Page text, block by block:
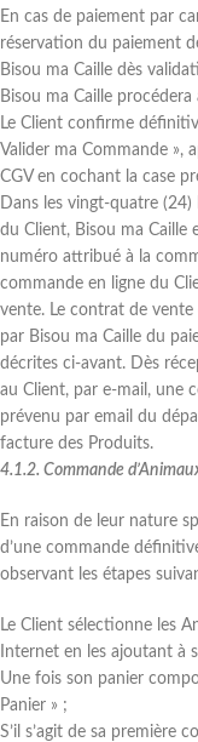
En cas de paiement par
réservation du paiement
Bisou ma Caille dès
Bisou ma Caille
Le Client confirme
Valider ma Commande »,
CGV en cochant la case
Dans les vingt-quatre
du Client, Bisou ma Caille
numéro attribué à la
commande en ligne du
vente. Le contrat de
par Bisou ma Caille du
décrites ci-avant. Dès
au Client, par e-mail, une
prévenu par email du
facture des Produits.
4.1.2. Commande
En raison de leur nature
d’une commande
observant les étapes
Le Client sélectionne les
Internet en les ajoutant à
Une fois son panier
Panier » ;
S’il s’agit de sa première